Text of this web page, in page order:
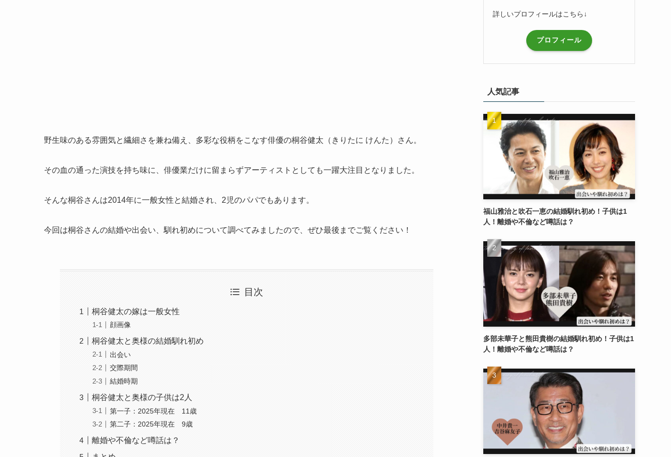
野生味のある雰囲気と繊細さを兼ね備え、多彩な役柄をこなす俳優の桐谷健太（きりたに けんた）さん。
その血の通った演技を持ち味に、俳優業だけに留まらずアーティストとしても一躍大注目となりました。
そんな桐谷さんは2014年に一般女性と結婚され、2児のパパでもあります。
今回は桐谷さんの結婚や出会い、馴れ初めについて調べてみましたので、ぜひ最後までご覧ください！
目次
桐谷健太の嫁は一般女性
顔画像
桐谷健太と奥様の結婚馴れ初め
出会い
交際期間
結婚時期
桐谷健太と奥様の子供は2人
第一子：2025年現在 11歳
第二子：2025年現在 9歳
離婚や不倫など噂話は？
詳しいプロフィールはこちら↓
プロフィール
人気記事
福山雅治と吹石一恵の結婚馴れ初め！子供は1
人！離婚や不倫など噂話は？
多部未華子と熊田貴樹の結婚馴れ初め！子供は1
人！離婚や不倫など噂話は？